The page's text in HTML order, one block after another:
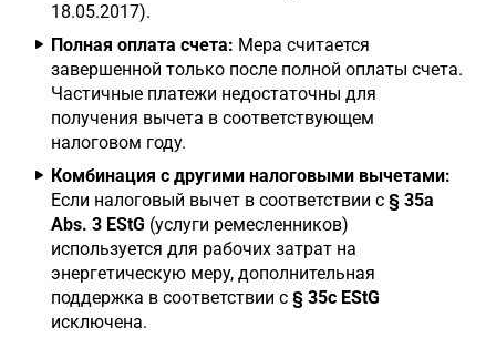
18.05.2017).
Полная оплата счета: Мера считается
завершенной только после полной оплаты счета.
Частичные платежи недостаточны для
получения вычета в соответствующем
налоговом году.
Комбинация с другими налоговыми вычетами:
Если налоговый вычет в соответствии с § 35a
Abs. 3 EStG (услуги ремесленников)
используется для рабочих затрат на
энергетическую меру, дополнительная
поддержка в соответствии с § 35c EStG
исключена.